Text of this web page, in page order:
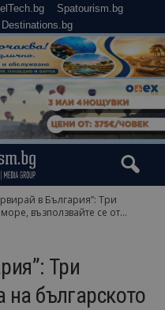
Spatourism.bg
Destinations.bg
в България”: Три
възползвайте се от...
Три
на българското